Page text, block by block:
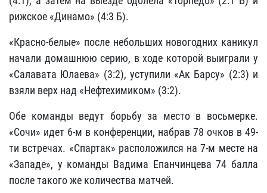
рижское «Динамо» (4:3 Б).
«Красно-белые» после небольших новогодних каникул
начали домашнюю серию, в ходе которой выиграли у
«Салавата Юлаева» (3:2), уступили «Ак Барсу» (2:3) и
взяли верх над «Нефтехимиком» (3:2).
Обе команды ведут борьбу за место в восьмерке.
«Сочи» идет 6-м в конференции, набрав 78 очков в 49-
ти встречах. «Спартак» расположился на 7-м месте на
«Западе», у команды Вадима Епанчинцева 74 балла
после такого же количества матчей.